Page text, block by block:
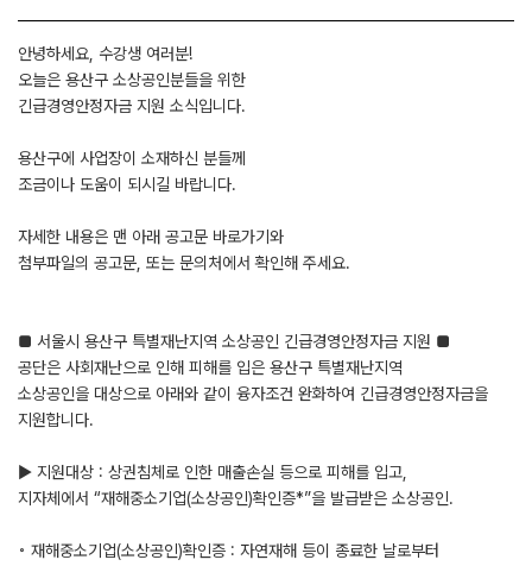
안녕하세요, 수강생 여러분!
오늘은 용산구 소상공인분들을 위한
긴급경영안정자금 지원 소식입니다.
용산구에 사업장이 소재하신 분들께
조금이나 도움이 되시길 바랍니다.
자세한 내용은 맨 아래 공고문 바로가기와
첨부파일의 공고문, 또는 문의처에서 확인해 주세요.
■ 서울시 용산구 특별재난지역 소상공인 긴급경영안정자금 지원 ■
공단은 사회재난으로 인해 피해를 입은 용산구 특별재난지역
소상공인을 대상으로 아래와 같이 융자조건 완화하여 긴급경영안정자금을
지원합니다.
▶ 지원대상 : 상권침체로 인한 매출손실 등으로 피해를 입고,
지자체에서 “재해중소기업(소상공인)확인증*”을 발급받은 소상공인.
◦ 재해중소기업(소상공인)확인증 : 자연재해 등이 종료한 날로부터